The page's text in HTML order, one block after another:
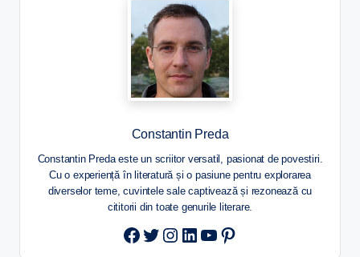
Constantin Preda
Constantin Preda este un scriitor versatil, pasionat de povestiri.
Cu o experiență în literatură și o pasiune pentru explorarea
diverselor teme, cuvintele sale captivează și rezonează cu
cititorii din toate genurile literare.
Twitter
Instagram
LinkedIn
YouTube
Pinterest